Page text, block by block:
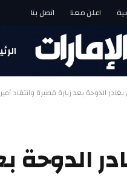
اعلن معنا اتصل بنا
يغادر الدوحة بعد زيارة قصيرة وانتقاد
الدوحة